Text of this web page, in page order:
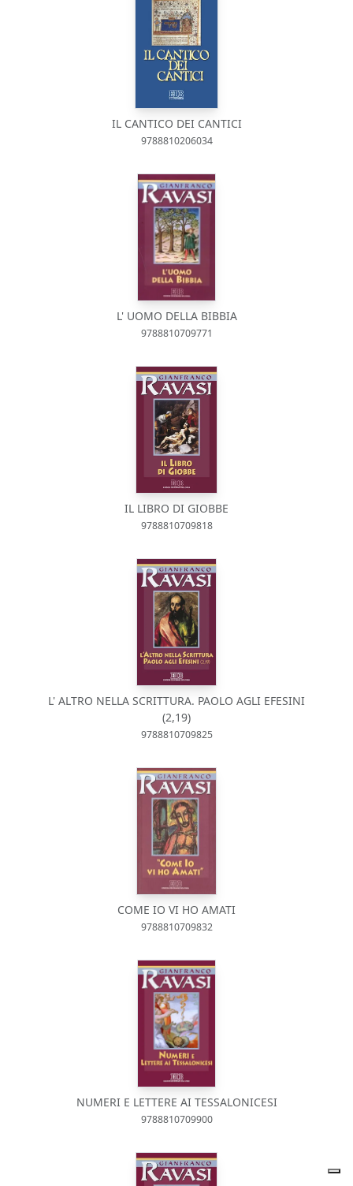
IL CANTICO DEI CANTICI
9788810206034
L' UOMO DELLA BIBBIA
9788810709771
IL LIBRO DI GIOBBE
9788810709818
L' ALTRO NELLA SCRITTURA. PAOLO AGLI EFESINI
(2,19)
9788810709825
COME IO VI HO AMATI
9788810709832
NUMERI E LETTERE AI TESSALONICESI
9788810709900